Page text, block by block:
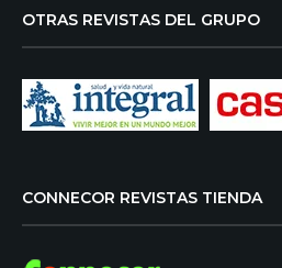
OTRAS REVISTAS DEL GRUPO
CONNECOR REVISTAS TIENDA